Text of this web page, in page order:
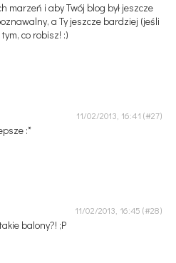
marzeń i aby Twój blog był jeszcze
a Ty jeszcze bardziej (jeśli
co robisz! :)
11/02/2013, 16:41
:*
11/02/2013, 16:45
balony?! ;P